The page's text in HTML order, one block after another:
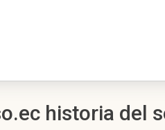
historia del